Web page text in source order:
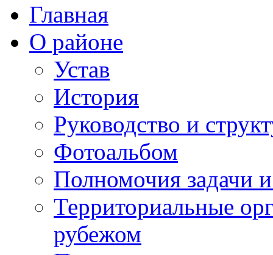
Главная
О районе
Устав
История
Руководство и
Фотоальбом
Полномочия задачи
Территориальные
рубежом